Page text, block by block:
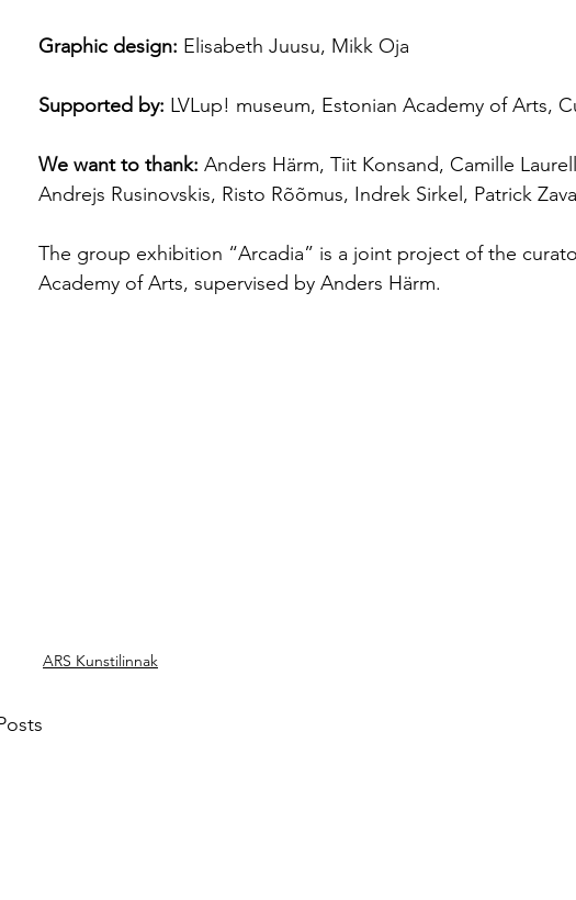
Graphic design: Elisabeth Juusu, Mikk Oja
Supported by: LVLup! museum, Estonian Academy of Arts,
We want to thank: Anders Härm, Tiit Konsand, Camille
Andrejs Rusinovskis, Risto Rõõmus, Indrek Sirkel, Patrick
The group exhibition “Arcadia” is a joint project of the
Academy of Arts, supervised by Anders Härm.
ARS Kunstilinnak